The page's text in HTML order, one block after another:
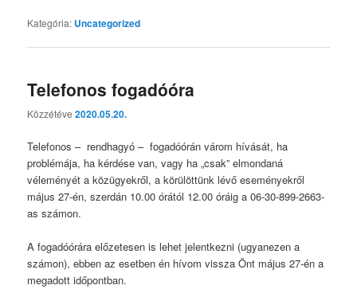
Kategória: Uncategorized
Telefonos fogadóóra
Közzétéve2020.05.20.
Telefonos – rendhagyó – fogadóórán várom hívását, ha
problémája, ha kérdése van, vagy ha „csak” elmondaná
véleményét a közügyekről, a körülöttünk lévő eseményekről
május 27-én, szerdán 10.00 órától 12.00 óráig a 06-30-899-2663-
as számon.
A fogadóórára előzetesen is lehet jelentkezni (ugyanezen a
számon), ebben az esetben én hívom vissza Önt május 27-én a
megadott időpontban.